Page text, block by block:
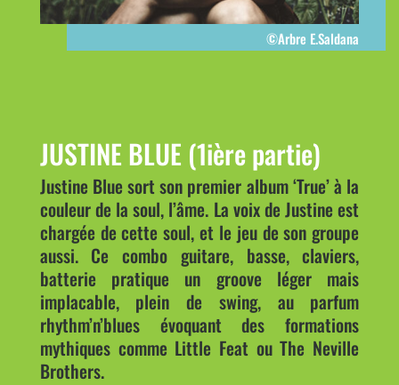
©Arbre E.Saldana
JUSTINE BLUE (1ière partie)
Justine Blue sort son premier album ‘True’ à la
couleur de la soul, l’âme. La voix de Justine est
chargée de cette soul, et le jeu de son groupe
aussi. Ce combo guitare, basse, claviers,
batterie pratique un groove léger mais
implacable, plein de swing, au parfum
rhythm’n’blues évoquant des formations
mythiques comme Little Feat ou The Neville
Brothers.